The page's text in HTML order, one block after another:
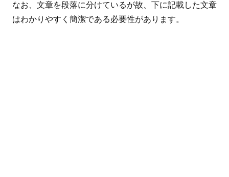
なお、文章を段落に分けているが故、下に記載した文章
はわかりやすく簡潔である必要性があります。